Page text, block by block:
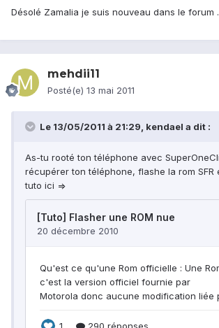
Désolé Zamalia je suis nouveau dans le forum .
mehdii11
Posté(e) 13 mai 2011
Le 13/05/2011 à 21:29, kendael a dit :
As-tu rooté ton téléphone avec
récupérer ton téléphone, flashe la rom SFR
tuto ici =>